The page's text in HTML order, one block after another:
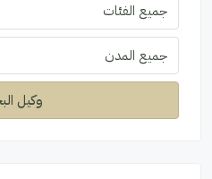
جميع الفئات
جميع المدن
وكيل